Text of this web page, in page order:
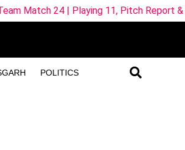
POLITICS
11, Pitch Report & Fantasy Tips